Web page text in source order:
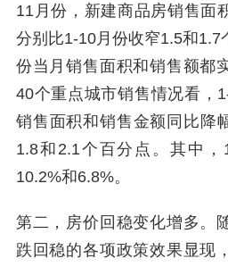
11月份，新建商品房销售面
分别比1-10月份收窄1.5和1.7
份当月销售面积和销售额都
40个重点城市销售情况看，
销售面积和销售金额同比降
1.8和2.1个百分点。其中
10.2%和6.8%。
第二，房价回稳变化增多。
跌回稳的各项政策效果显现